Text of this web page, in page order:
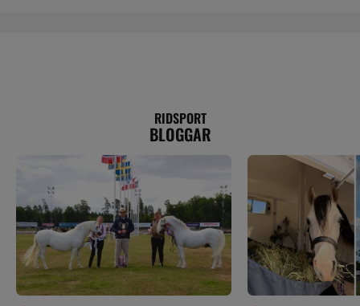
RIDSPORT
BLOGGAR